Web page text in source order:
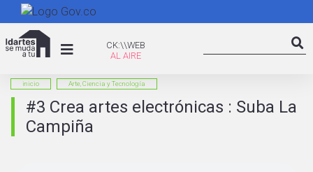
al
CK:\WEB
CK:\\WEB
inicio Arte, Ciencia y Tecnología
#3 Crea artes electrónicas : Suba La
Campiña